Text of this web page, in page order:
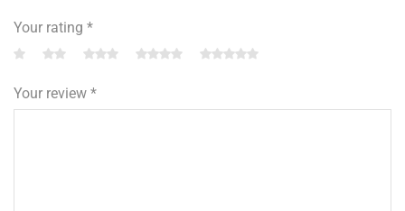
Your rating *
Your review *